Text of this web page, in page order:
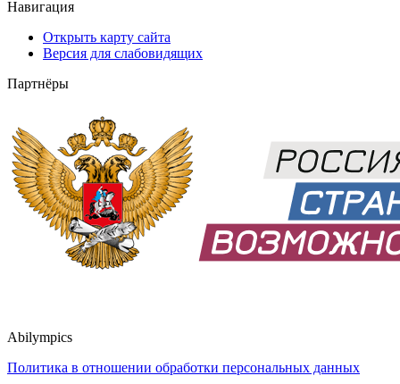
Навигация
Открыть карту сайта
Версия для слабовидящих
Партнёры
Abilympics
Политика в отношении обработки персональных данных